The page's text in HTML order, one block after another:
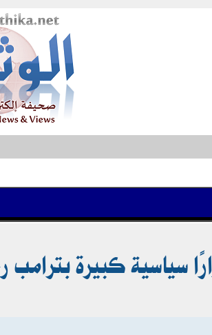
سياسية كبيرة بترامب